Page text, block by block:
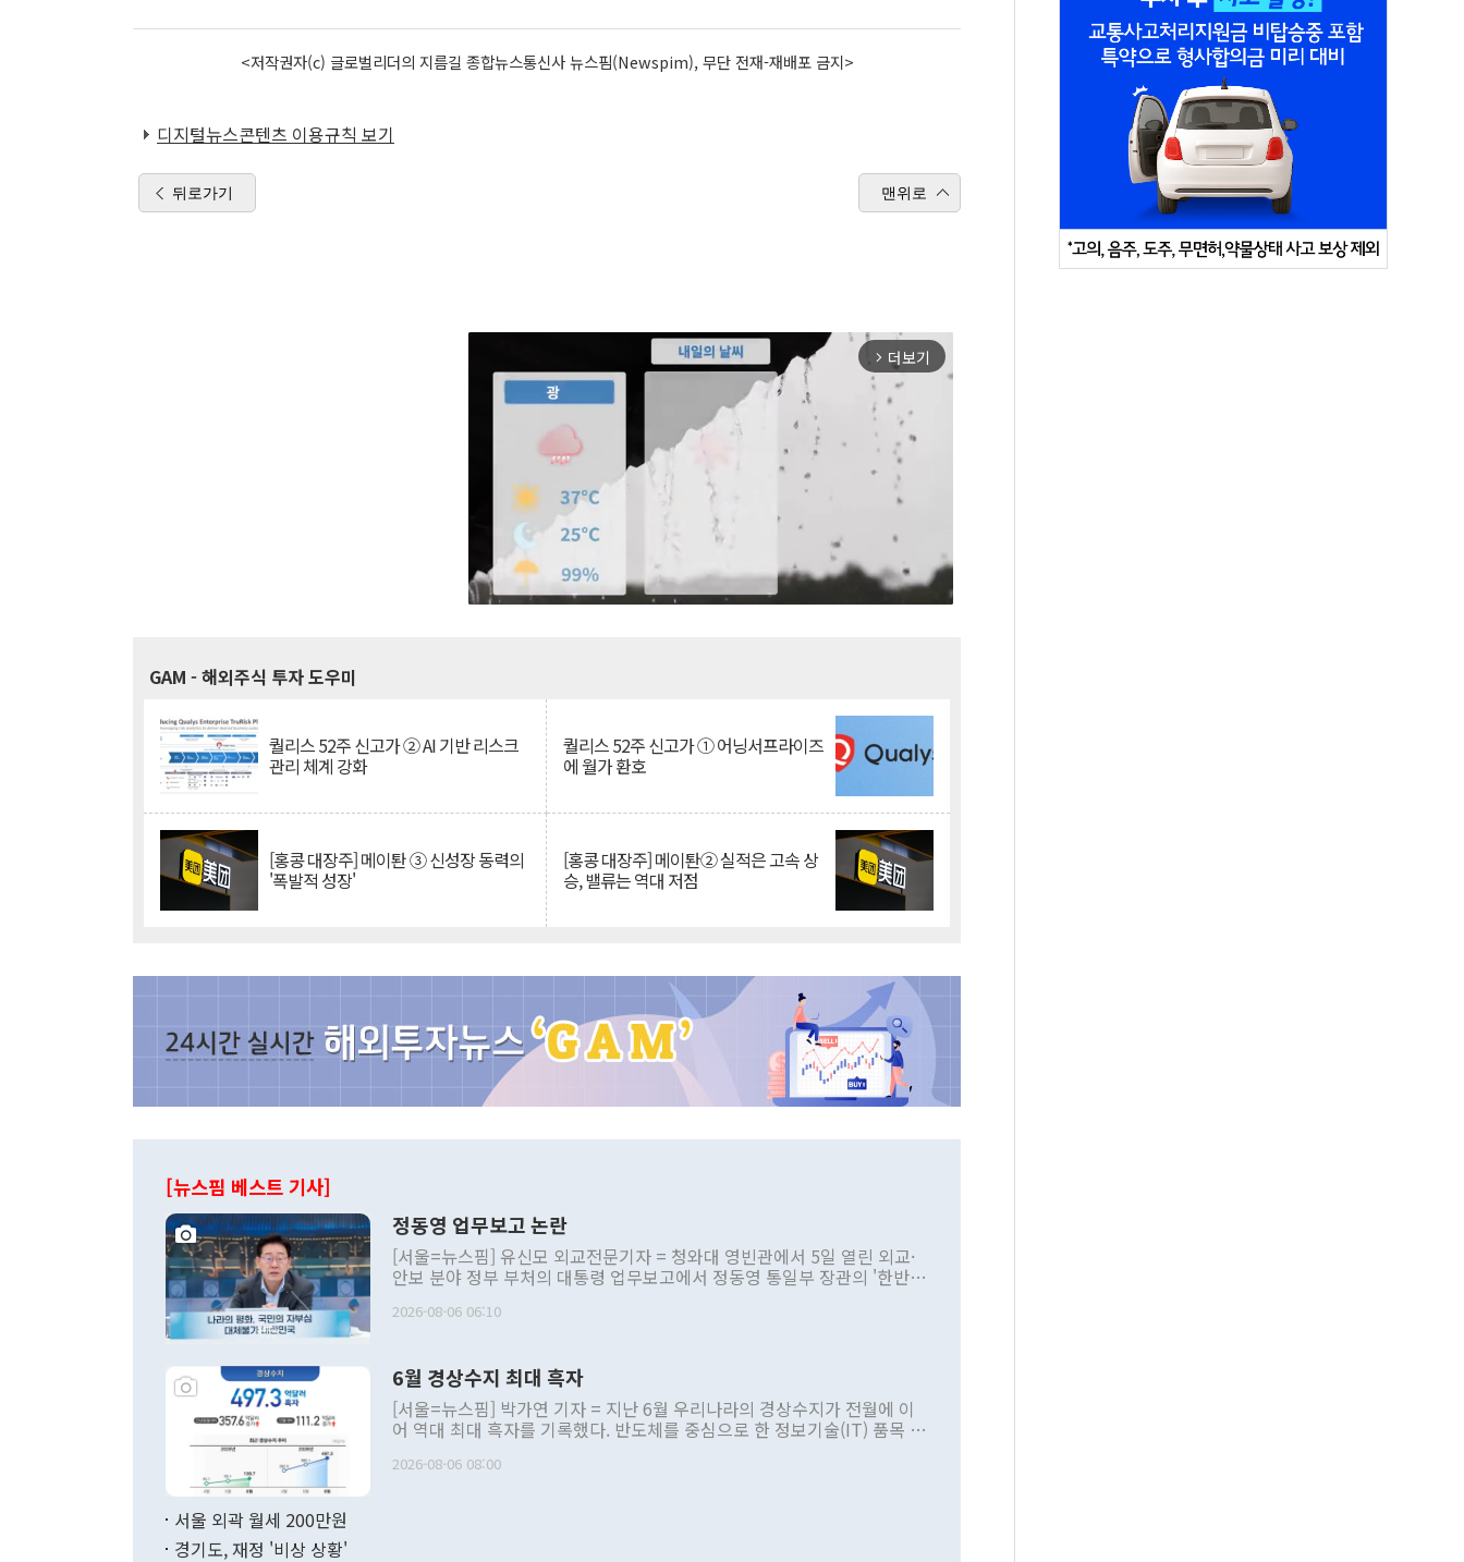
<저작권자(c) 글로벌리더의 지름길 종합뉴스통신사 뉴스핌(Newspim), 무단 전재-재배포 금지>
디지털뉴스콘텐츠 이용규칙 보기
뒤로가기 맨위로
arrow_forward_ios 더보기
GAM - 해외주식 투자 도우미
퀄리스 52주 신고가 ② AI 기반 리스크
관리 체계 강화
퀄리스 52주 신고가 ① 어닝서프라이즈
에 월가 환호
[홍콩 대장주] 메이퇀 ③ 신성장 동력의
'폭발적 성장'
[홍콩 대장주] 메이퇀② 실적은 고속 상
승, 밸류는 역대 저점
[뉴스핌 베스트 기사]
정동영 업무보고 논란
[서울=뉴스핌] 유신모 외교전문기자 = 청와대 영빈관에서 5일 열린 외교·
안보 분야 정부 부처의 대통령 업무보고에서 정동영 통일부 장관의 '한반도
발언 중에는 정부 내 조율을 거치지 않은 사안을 정책으로 추진하겠다고 공
주의적 희망에 근거한 비현실적 구상'이라는 비판을 내놨다. 그동안 정 장
관의 대북 정책 관련 발언이 물의를 빚은 적은 여러 번 있지만 대통령과 유
관 부처 장관이 공개적으로 부정적 입장을 표명한 것은 이례적이다. 정 장
관의 무리한 대북 접근법과 월권을 제어해야 한다는 목소리도 높아지고 있
다. [정동영 통일부 장관이 지난달 23일 오후 서울 종로구 정부서울청사에
2026-08-06 06:10
6월 경상수지 최대 흑자
[서울=뉴스핌] 박가연 기자 = 지난 6월 우리나라의 경상수지가 전월에 이
어 역대 최대 흑자를 기록했다. 반도체를 중심으로 한 정보기술(IT) 품목 수
료=한국은행] 한국은행이 6일 발표한 '2026년 6월 국제수지(잠정)'에 따르
2026-08-06 08:00
서울 외곽 월세 200만원
경기도, 재정 '비상 상황'